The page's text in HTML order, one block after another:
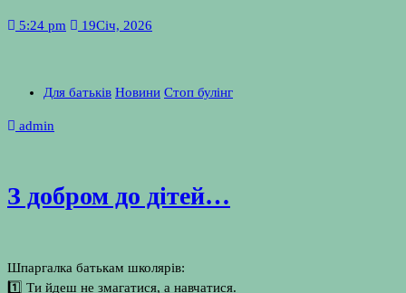
5:24 pm 19Січ, 2026
Для батьків Новини Стоп булінг
admin
З добром до дітей…
Шпаргалка батькам школярів:
1️⃣ Ти йдеш не змагатися, а навчатися.